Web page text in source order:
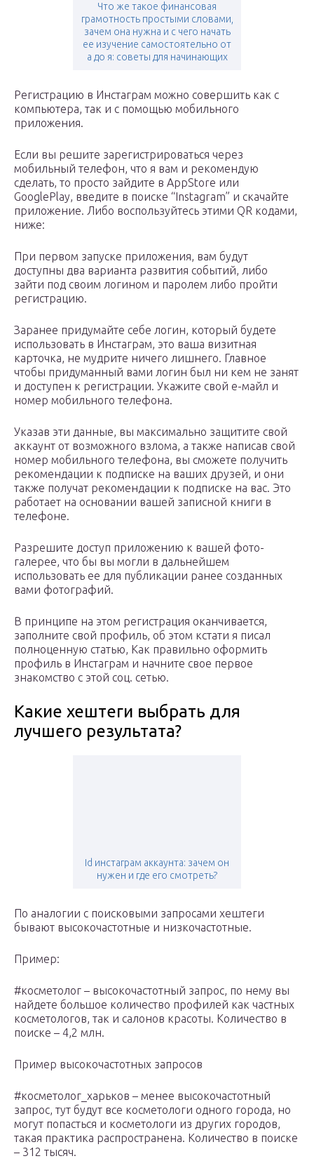
Что же такое финансовая
грамотность простыми словами,
зачем она нужна и с чего начать
ее изучение самостоятельно от
а до я: советы для начинающих
Регистрацию в Инстаграм можно совершить как с
компьютера, так и с помощью мобильного
приложения.
Если вы решите зарегистрироваться через
мобильный телефон, что я вам и рекомендую
сделать, то просто зайдите в AppStore или
GooglePlay, введите в поиске “Instagram” и скачайте
приложение. Либо воспользуйтесь этими QR кодами,
ниже:
При первом запуске приложения, вам будут
доступны два варианта развития событий, либо
зайти под своим логином и паролем либо пройти
регистрацию.
Заранее придумайте себе логин, который будете
использовать в Инстаграм, это ваша визитная
карточка, не мудрите ничего лишнего. ​Главное
чтобы придуманный вами логин был ни кем не занят
и доступен к регистрации. Укажите свой е-майл и
номер мобильного телефона.
Указав эти данные, вы максимально защитите свой
аккаунт от возможного взлома, а также написав свой
номер мобильного телефона, вы сможете получить
рекомендации к подписке на ваших друзей, и они
также получат рекомендации к подписке на вас. Это
работает на основании вашей записной книги в
телефоне.
Разрешите доступ приложению к вашей фото-
галерее, что бы вы могли в дальнейшем
использовать ее для публикации ранее созданных
вами фотографий.
В принципе на этом регистрация оканчивается,
заполните свой профиль, об этом кстати я писал
полноценную статью, Как правильно оформить
профиль в Инстаграм и начните свое первое
знакомство с этой соц. сетью.
Какие хештеги выбрать для
лучшего результата?
Id инстаграм аккаунта: зачем он
нужен и где его смотреть?
По аналогии с поисковыми запросами хештеги
бывают высокочастотные и низкочастотные.
Пример:
#косметолог – высокочастотный запрос, по нему вы
найдете большое количество профилей как частных
косметологов, так и салонов красоты. Количество в
поиске – 4,2 млн.
Пример высокочастотных запросов
#косметолог_харьков – менее высокочастотный
запрос, тут будут все косметологи одного города, но
могут попасться и косметологи из других городов,
такая практика распространена. Количество в поиске
– 312 тысяч.